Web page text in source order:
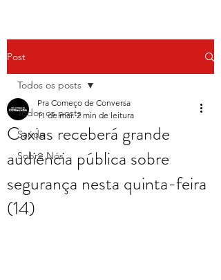
Post
Todos os posts
Saúde
Sobre Nós
Todos os posts
Caxias receberá grande
audiência pública sobre
segurança nesta quinta-feira
(14)
Pra Começo de Conversa
11 de mai. 2 min de leitura